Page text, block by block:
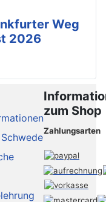
Weg
2026
zum Shop
Zahlungsarten